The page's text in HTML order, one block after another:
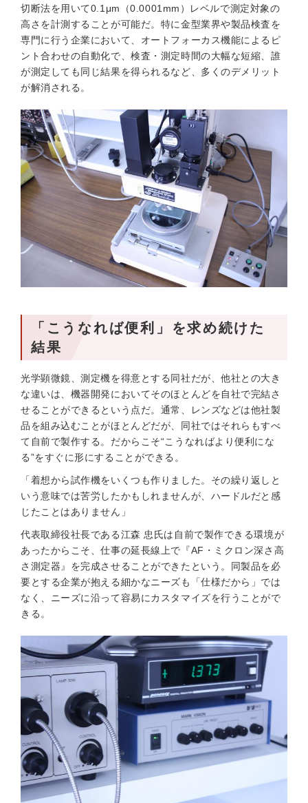
切断法を用いて0.1μm（0.0001mm）レベルで測定対象の
高さを計測することが可能だ。特に金型業界や製品検査を
専門に行う企業において、オートフォーカス機能によるピ
ント合わせの自動化で、検査・測定時間の大幅な短縮、誰
が測定しても同じ結果を得られるなど、多くのデメリット
が解消される。
「こうなれば便利」を求め続けた
結果
光学顕微鏡、測定機を得意とする同社だが、他社との大き
な違いは、機器開発においてそのほとんどを自社で完結さ
せることができるという点だ。通常、レンズなどは他社製
品を組み込むことがほとんどだが、同社ではそれらもすべ
て自前で製作する。だからこそ“こうなればより便利にな
る”をすぐに形にすることができる。
「着想から試作機をいくつも作りました。その繰り返しと
いう意味では苦労したかもしれませんが、ハードルだと感
じたことはありません」
代表取締役社長である江森 忠氏は自前で製作できる環境が
あったからこそ、仕事の延長線上で『AF・ミクロン深さ高
さ測定器』を完成させることができたという。同製品を必
要とする企業が抱える細かなニーズも「仕様だから」では
なく、ニーズに沿って容易にカスタマイズを行うことがで
きる。